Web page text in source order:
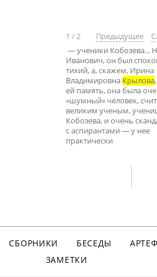
1 /2 Предыдущее
— ученики Кобозева...
Иванович, он был
тихий, а, скажем, Ирина
Владимировна Крылова
ей память, она была
«шумный» человек,
великим ученым,
Кобозева, и очень
с аспирантами — у нее
практически
СБОРНИКИ БЕСЕДЫ
ЗАМЕТКИ